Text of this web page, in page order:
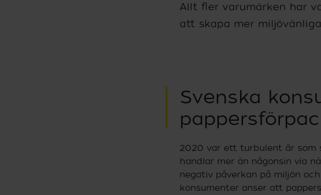
Allt fler varumärken har
att skapa mer
Svenska
2020 var ett turbulent år som
handlar mer än någonsin via
negativ påverkan på miljön
konsumenter anser att